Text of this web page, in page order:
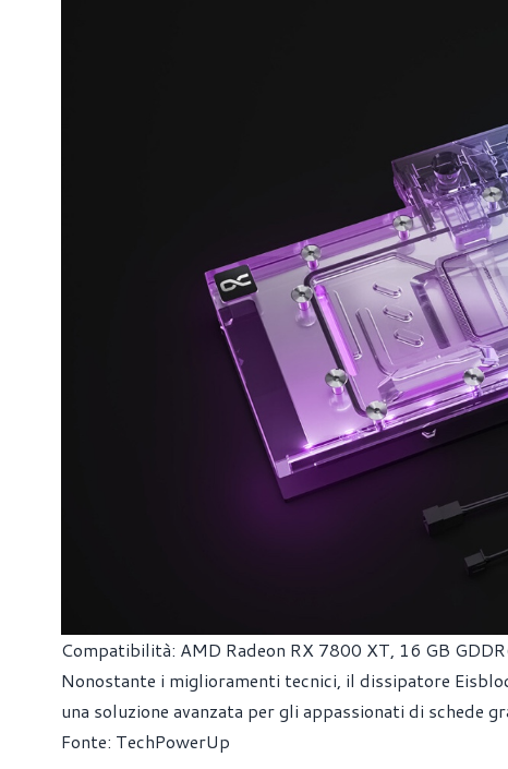
Compatibilità: AMD Radeon RX 7800 XT, 16 GB
Nonostante i miglioramenti tecnici, il dissipatore
una soluzione avanzata per gli appassionati di schede
Fonte: TechPowerUp